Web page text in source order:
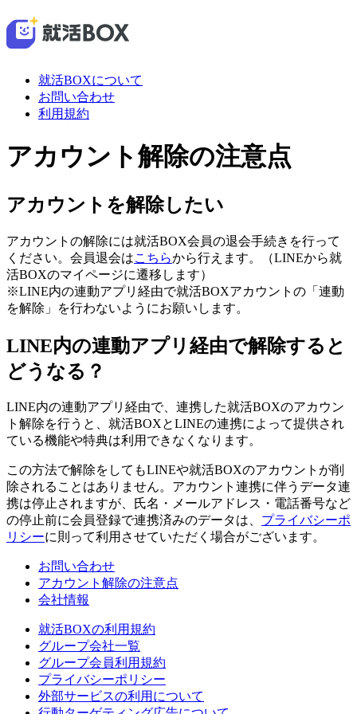
就活BOXについて
お問い合わせ
利用規約
アカウント解除の注意点
アカウントを解除したい
アカウントの解除には就活BOX会員の退会手続きを行って
ください。会員退会はこちらから行えます。（LINEから就
活BOXのマイページに遷移します）
※LINE内の連動アプリ経由で就活BOXアカウントの「連動
を解除」を行わないようにお願いします。
LINE内の連動アプリ経由で解除すると
どうなる？
LINE内の連動アプリ経由で、連携した就活BOXのアカウン
ト解除を行うと、就活BOXとLINEの連携によって提供され
ている機能や特典は利用できなくなります。
この方法で解除をしてもLINEや就活BOXのアカウントが削
除されることはありません。アカウント連携に伴うデータ連
携は停止されますが、氏名・メールアドレス・電話番号など
の停止前に会員登録で連携済みのデータは、 プライバシーポ
リシーに則って利用させていただく場合がございます。
お問い合わせ
アカウント解除の注意点
会社情報
就活BOXの利用規約
グループ会社一覧
グループ会員利用規約
プライバシーポリシー
外部サービスの利用について